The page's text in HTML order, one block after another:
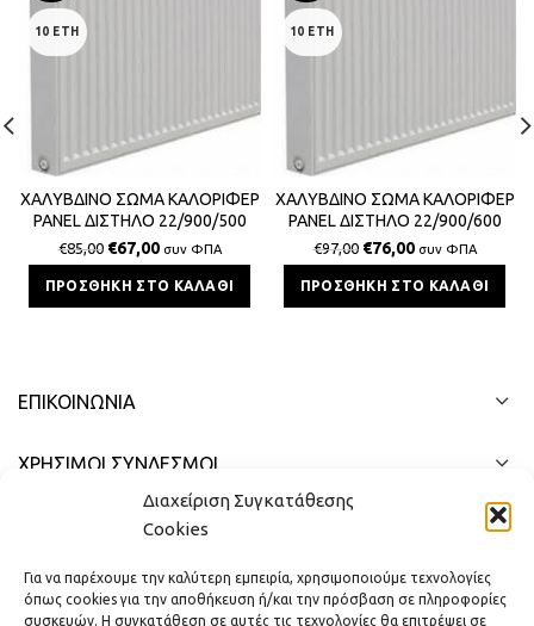
Διαχείριση Συγκατάθεσης
Cookies
Για να παρέχουμε την καλύτερη εμπειρία, χρησιμοποιούμε τεχνολογίες
όπως cookies για την αποθήκευση ή/και την πρόσβαση σε πληροφορίες
συσκευών. Η συγκατάθεση σε αυτές τις τεχνολογίες θα επιτρέψει σε
10 ΕΤΗ
ΧΑΛΥΒΔΙΝΟ ΣΩΜΑ ΚΑΛΟΡΙΦΕΡ
PANEL ΔΙΣΤΗΛΟ 22/900/500
SPLENDID 1419Kcal/h
€85,00 €67,00 συν ΦΠΑ
ΠΡΟΣΘΉΚΗ ΣΤΟ ΚΑΛΆΘΙ
10 ΕΤΗ
ΧΑΛΥΒΔΙΝΟ ΣΩΜΑ ΚΑΛΟΡΙΦΕΡ
PANEL ΔΙΣΤΗΛΟ 22/900/600
SPLENDID 1703Kcal/h
€97,00 €76,00 συν ΦΠΑ
ΠΡΟΣΘΉΚΗ ΣΤΟ ΚΑΛΆΘΙ
ΕΠΙΚΟΙΝΩΝΊΑ
ΧΡΗΣΙΜΟΙ ΣΥΝΔΕΣΜΟΙ
ΓΡΉΓΟΡΟ ΜΕΝΟΎ